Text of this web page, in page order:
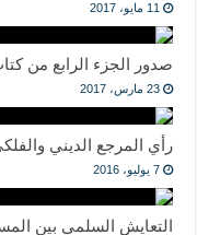
11 مايو، 2017
صدور الجزء الرابع من
23 مارس، 2017
رأي المرجع الديني
7 يوليو، 2016
التعايش السلمي بين